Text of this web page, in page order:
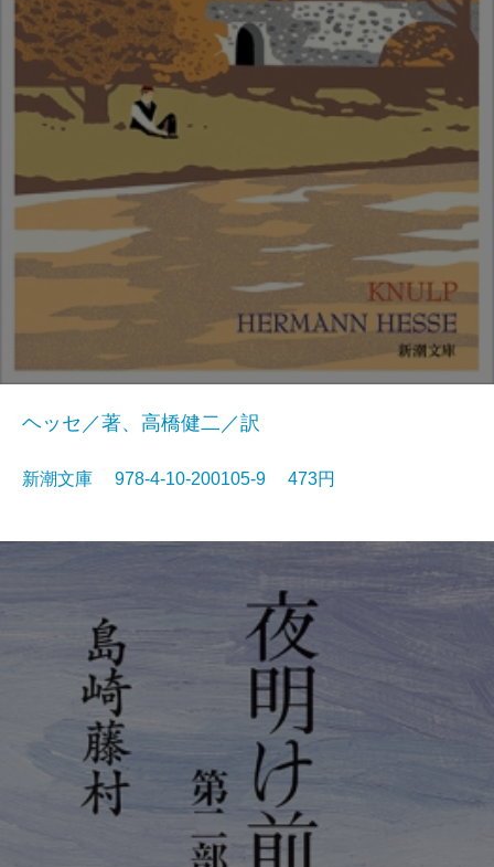
ヘッセ／著、高橋健二／訳
新潮文庫 978-4-10-200105-9 473円